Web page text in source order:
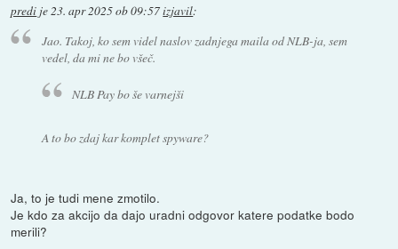
predi je23. apr 2025 ob 09:57izjavil:
Jao. Takoj, ko sem videl naslov zadnjega maila od NLB-ja, sem
vedel, da mi ne bo všeč.
NLB Pay bo še varnejši
A to bo zdaj kar komplet spyware?
Ja, to je tudi mene zmotilo.
Je kdo za akcijo da dajo uradni odgovor katere podatke bodo
merili?